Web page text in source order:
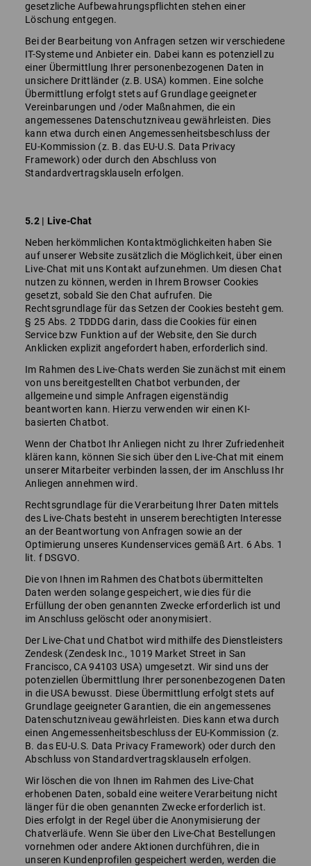
gesetzliche Aufbewahrungspflichten stehen einer
Löschung entgegen.
Bei der Bearbeitung von Anfragen setzen wir verschiedene
IT-Systeme und Anbieter ein. Dabei kann es potenziell zu
einer Übermittlung Ihrer personenbezogenen Daten in
unsichere Drittländer (z.B. USA) kommen. Eine solche
Übermittlung erfolgt stets auf Grundlage geeigneter
Vereinbarungen und /oder Maßnahmen, die ein
angemessenes Datenschutzniveau gewährleisten. Dies
kann etwa durch einen Angemessenheitsbeschluss der
EU-Kommission (z. B. das EU-U.S. Data Privacy
Framework) oder durch den Abschluss von
Standardvertragsklauseln erfolgen.
5.2 | Live-Chat
Neben herkömmlichen Kontaktmöglichkeiten haben Sie
auf unserer Website zusätzlich die Möglichkeit, über einen
Live-Chat mit uns Kontakt aufzunehmen. Um diesen Chat
nutzen zu können, werden in Ihrem Browser Cookies
gesetzt, sobald Sie den Chat aufrufen. Die
Rechtsgrundlage für das Setzen der Cookies besteht gem.
§ 25 Abs. 2 TDDDG darin, dass die Cookies für einen
Service bzw Funktion auf der Website, den Sie durch
Anklicken explizit angefordert haben, erforderlich sind.
Im Rahmen des Live-Chats werden Sie zunächst mit einem
von uns bereitgestellten Chatbot verbunden, der
allgemeine und simple Anfragen eigenständig
beantworten kann. Hierzu verwenden wir einen KI-
basierten Chatbot.
Wenn der Chatbot Ihr Anliegen nicht zu Ihrer Zufriedenheit
klären kann, können Sie sich über den Live-Chat mit einem
unserer Mitarbeiter verbinden lassen, der im Anschluss Ihr
Anliegen annehmen wird.
Rechtsgrundlage für die Verarbeitung Ihrer Daten mittels
des Live-Chats besteht in unserem berechtigten Interesse
an der Beantwortung von Anfragen sowie an der
Optimierung unseres Kundenservices gemäß Art. 6 Abs. 1
lit. f DSGVO.
Die von Ihnen im Rahmen des Chatbots übermittelten
Daten werden solange gespeichert, wie dies für die
Erfüllung der oben genannten Zwecke erforderlich ist und
im Anschluss gelöscht oder anonymisiert.
Der Live-Chat und Chatbot wird mithilfe des Dienstleisters
Zendesk (Zendesk Inc., 1019 Market Street in San
Francisco, CA 94103 USA) umgesetzt. Wir sind uns der
potenziellen Übermittlung Ihrer personenbezogenen Daten
in die USA bewusst. Diese Übermittlung erfolgt stets auf
Grundlage geeigneter Garantien, die ein angemessenes
Datenschutzniveau gewährleisten. Dies kann etwa durch
einen Angemessenheitsbeschluss der EU-Kommission (z.
B. das EU-U.S. Data Privacy Framework) oder durch den
Abschluss von Standardvertragsklauseln erfolgen.
Wir löschen die von Ihnen im Rahmen des Live-Chat
erhobenen Daten, sobald eine weitere Verarbeitung nicht
länger für die oben genannten Zwecke erforderlich ist.
Dies erfolgt in der Regel über die Anonymisierung der
Chatverläufe. Wenn Sie über den Live-Chat Bestellungen
vornehmen oder andere Aktionen durchführen, die in
unseren Kundenprofilen gespeichert werden, werden die